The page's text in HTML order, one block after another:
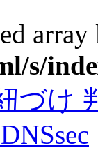
s/
づけ